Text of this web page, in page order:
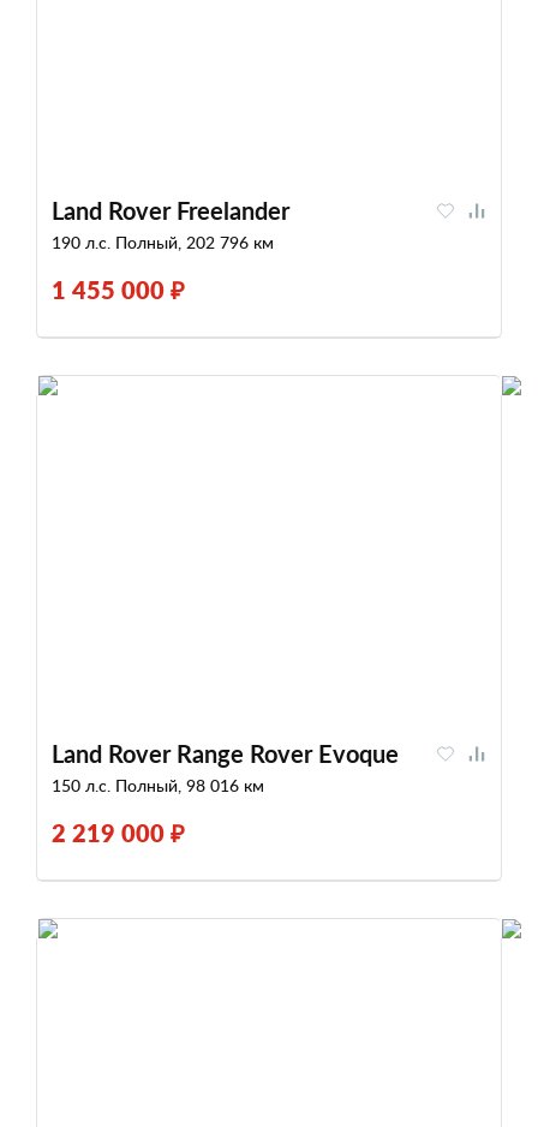
Land Rover Freelander
190 л.с. Полный, 202 796 км
1 455 000 ₽
Land Rover Range Rover Evoque
150 л.с. Полный, 98 016 км
2 219 000 ₽